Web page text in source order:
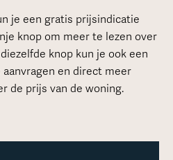
je een gratis prijsindicatie
knop om meer te lezen over
knop kun je ook een
en direct meer
de prijs van de woning.